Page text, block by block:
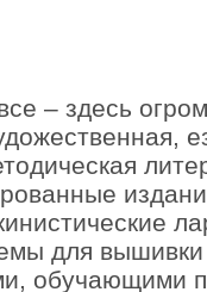
– здесь
для
обучающими